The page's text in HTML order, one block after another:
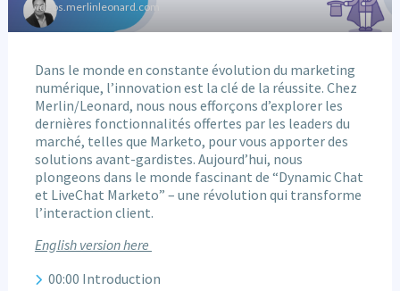
Dans le monde en constante évolution du marketing
numérique, l’innovation est la clé de la réussite. Chez
Merlin/Leonard, nous nous efforçons d’explorer les
dernières fonctionnalités offertes par les leaders du
marché, telles que Marketo, pour vous apporter des
solutions avant-gardistes. Aujourd’hui, nous
plongeons dans le monde fascinant de “Dynamic Chat
et LiveChat Marketo” – une révolution qui transforme
l’interaction client.
English version here
00:00 Introduction